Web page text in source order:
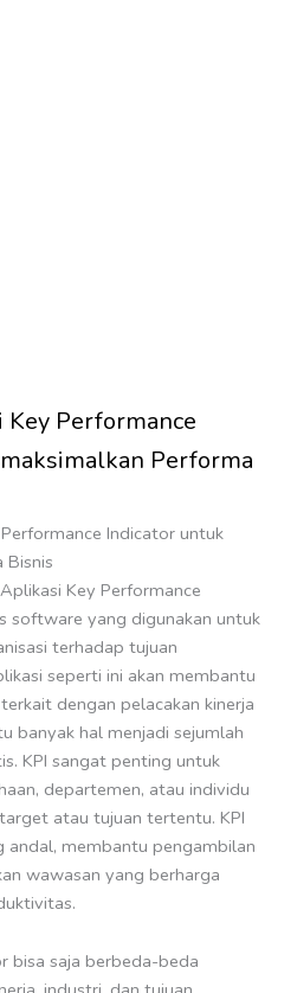
Performance
Performa
Key Performance
software yang digunakan untuk
terhadap tujuan
seperti ini akan membantu
dengan pelacakan kinerja
banyak hal menjadi sejumlah
KPI sangat penting untuk
departemen, atau individu
atau tujuan tertentu. KPI
andal, membantu pengambilan
wawasan yang berharga
bisa saja berbeda-beda